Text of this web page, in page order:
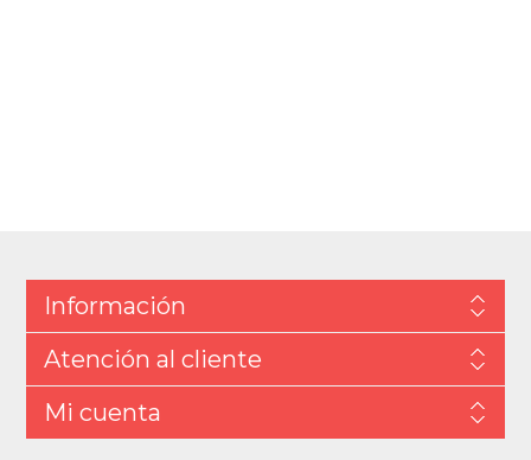
Información
Atención al cliente
Mi cuenta